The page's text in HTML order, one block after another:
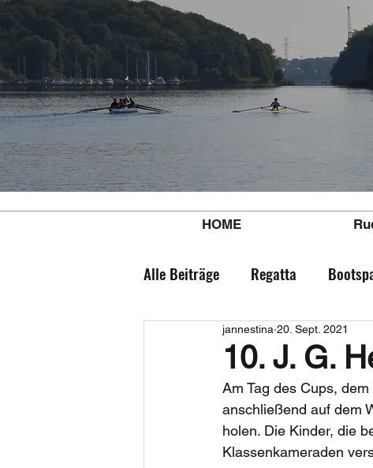
HOME
Alle Beiträge Regatta
10. J. G.
jannestina 20. Sept. 2021
Am Tag des Cups,
anschließend auf dem
holen. Die Kinder, die
Klassenkameraden